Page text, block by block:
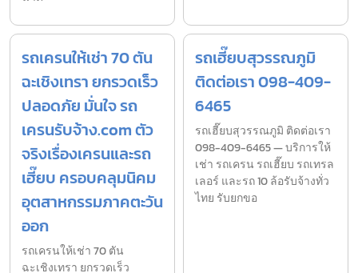
รถเครนให้เช่า 70 ตัน
ฉะเชิงเทรา ยกรวดเร็ว
ปลอดภัย มั่นใจ รถ
เครนรับจ้าง.com ตัว
จริงเรื่องเครนและรถ
เฮี๊ยบ ครอบคลุมนิคม
อุตสาหกรรมภาคตะวัน
ออก
รถเครนให้เช่า 70 ตัน
ฉะเชิงเทรา ยกรวดเร็ว
รถเฮี๊ยบสุวรรณภูมิ
ติดต่อเรา 098-409-
6465
รถเฮี๊ยบสุวรรณภูมิ ติดต่อเรา
098-409-6465 — บริการให้
เช่า รถเครน รถเฮี๊ยบ รถเทรล
เลอร์ และรถ 10 ล้อรับจ้างทั่ว
ไทย รับยกขอ